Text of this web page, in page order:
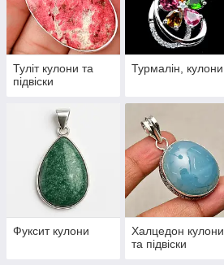
Туліт кулони та
підвіски
Турмалін, кулони
Фуксит кулони
Халцедон кулони
та підвіски